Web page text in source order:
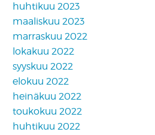
huhtikuu 2023
maaliskuu 2023
marraskuu 2022
lokakuu 2022
syyskuu 2022
elokuu 2022
heinäkuu 2022
toukokuu 2022
huhtikuu 2022